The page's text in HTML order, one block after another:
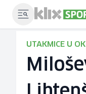
UTAKMICE U